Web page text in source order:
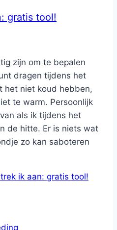
gratis tool!
zijn om te bepalen
dragen tijdens het
het niet koud hebben,
te warm. Persoonlijk
als ik tijdens het
de hitte. Er is niets wat
zo kan saboteren
ik aan: gratis tool!